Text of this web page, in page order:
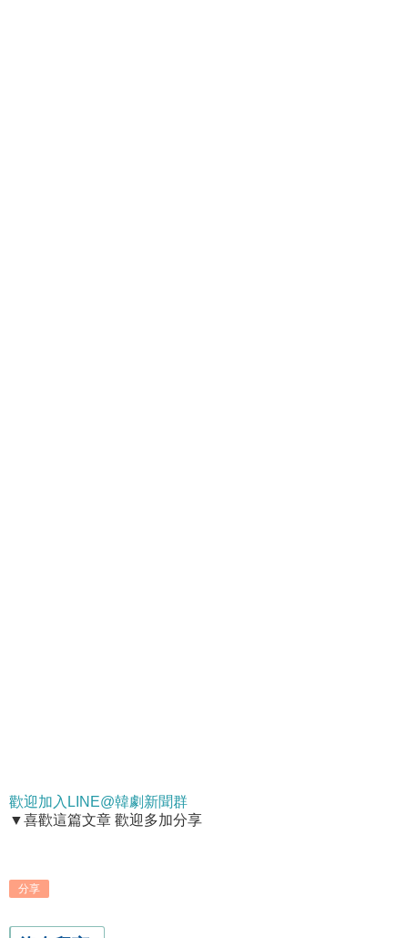
歡迎加入LINE@韓劇新聞群
▼喜歡這篇文章 歡迎多加分享
分享